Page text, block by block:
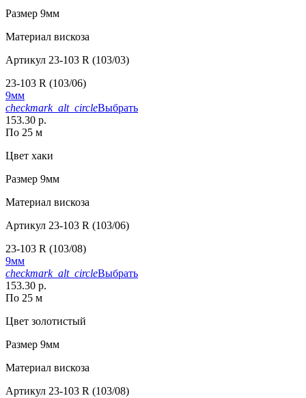
Размер 9мм
Материал вискоза
Артикул 23-103 R (103/03)
23-103 R (103/06)
9мм
checkmark_alt_circleВыбрать
153.30 р.
По 25 м
Цвет хаки
Размер 9мм
Материал вискоза
Артикул 23-103 R (103/06)
23-103 R (103/08)
9мм
checkmark_alt_circleВыбрать
153.30 р.
По 25 м
Цвет золотистый
Размер 9мм
Материал вискоза
Артикул 23-103 R (103/08)